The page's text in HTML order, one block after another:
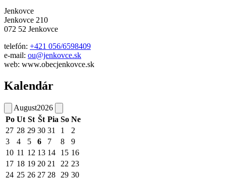
Jenkovce
Jenkovce 210
072 52 Jenkovce
telefón: +421 056/6598409
e-mail: ou@jenkovce.sk
web: www.obecjenkovce.sk
Kalendár
August2026
Po Ut St Št Pia So Ne
27 28 29 30 31 1
2
3
4 5 6 7 8
9
10 11 12 13 14 15 16
17 18 19 20 21 22 23
24 25 26 27 28 29 30